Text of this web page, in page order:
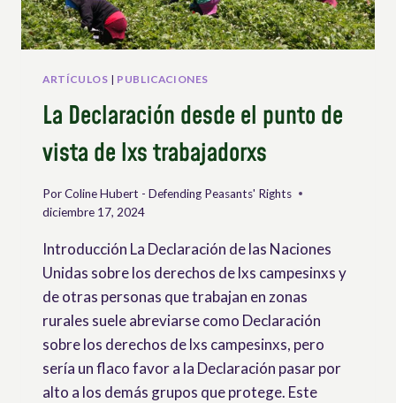
CAMPESINAS
Y
PERSONAS
TRABAJAN
LAS
RURALES
ARTÍCULOS | PUBLICACIONES
La Declaración desde el punto de
vista de lxs trabajadorxs
PorColine Hubert - Defending Peasants' Rights
diciembre 17, 2024
Introducción La Declaración de las Naciones
Unidas sobre los derechos de lxs campesinxs y
de otras personas que trabajan en zonas
rurales suele abreviarse como Declaración
sobre los derechos de lxs campesinxs, pero
sería un flaco favor a la Declaración pasar por
alto a los demás grupos que protege. Este